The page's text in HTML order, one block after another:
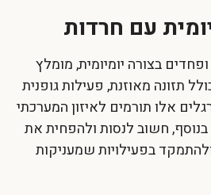
עם חרדות
בצורה יומיומית, מומלץ
תזונה מאוזנת, פעילות גופנית
אלו תורמים לאיזון המערכתי
חשוב לנסות ולהפחית את
בפעילויות שמעניקות